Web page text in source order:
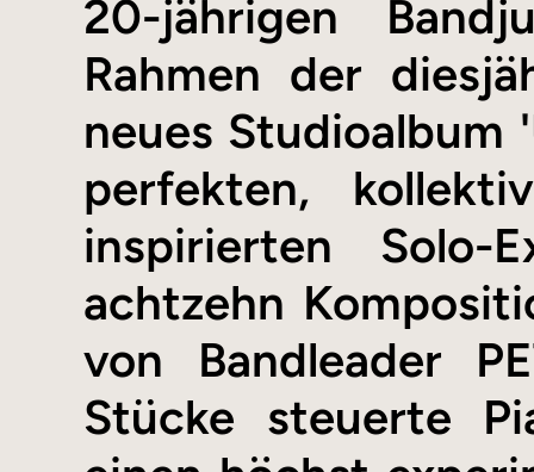
20-jährigen
Rahmen der
neues
perfekten,
inspirierten
achtzehn
von Bandleader
Stücke steuerte